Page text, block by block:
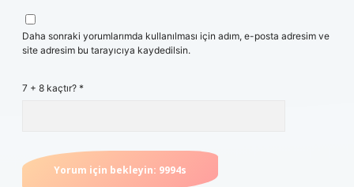
Daha sonraki yorumlarımda kullanılması için adım, e-posta adresim ve
site adresim bu tarayıcıya kaydedilsin.
7 + 8 kaçtır? *